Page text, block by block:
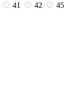
41 42
45